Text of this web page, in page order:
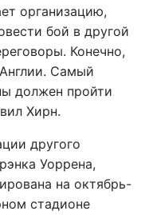
организацию,
бой в другой
Конечно,
Самый
должен пройти
Хирн.
другого
Уоррена,
на октябрь-
стадионе